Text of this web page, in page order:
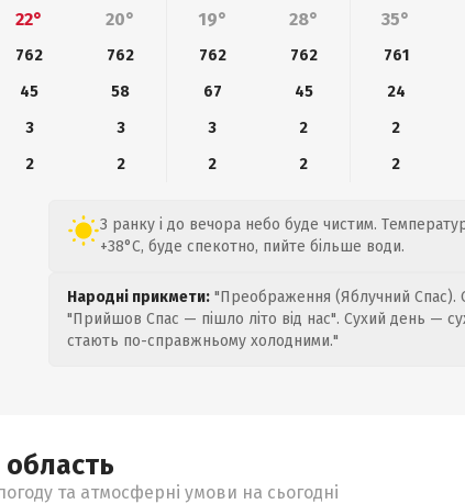
22°
20° 19° 28° 35°
762 762 762 762 761
45
58 67 45 24
3
3 3 2 2
2
2 2 2 2
З ранку і до вечора небо буде чистим.
+38°C, буде спекотно, пийте більше води.
Народні прикмети: "Преображення (Яблучний Спас).
"Прийшов Спас — пішло літо від нас". Сухий день —
стають по-справжньому холодними."
область
та атмосферні умови на сьогодні